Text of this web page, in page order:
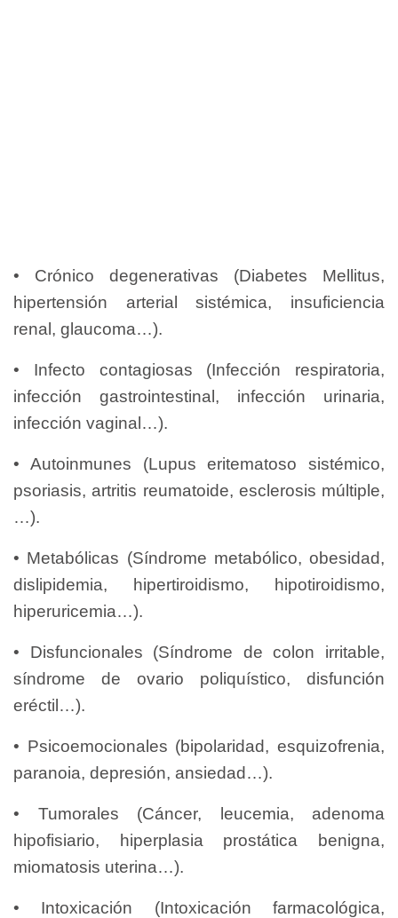
• Crónico degenerativas (Diabetes Mellitus,
hipertensión arterial sistémica, insuficiencia
renal, glaucoma…).
• Infecto contagiosas (Infección respiratoria,
infección gastrointestinal, infección urinaria,
infección vaginal…).
• Autoinmunes (Lupus eritematoso sistémico,
psoriasis, artritis reumatoide, esclerosis múltiple,
…).
• Metabólicas (Síndrome metabólico, obesidad,
dislipidemia, hipertiroidismo, hipotiroidismo,
hiperuricemia…).
• Disfuncionales (Síndrome de colon irritable,
síndrome de ovario poliquístico, disfunción
eréctil…).
• Psicoemocionales (bipolaridad, esquizofrenia,
paranoia, depresión, ansiedad…).
• Tumorales (Cáncer, leucemia, adenoma
hipofisiario, hiperplasia prostática benigna,
miomatosis uterina…).
• Intoxicación (Intoxicación farmacológica,